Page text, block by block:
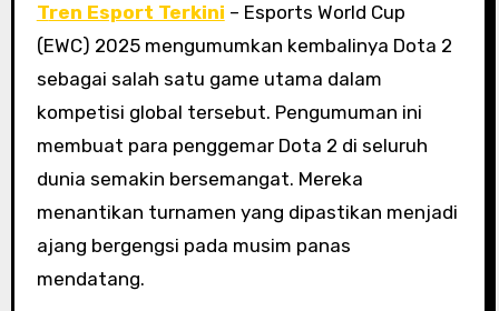
Tren Esport Terkini – Esports World Cup
(EWC) 2025 mengumumkan kembalinya Dota 2
sebagai salah satu game utama dalam
kompetisi global tersebut. Pengumuman ini
membuat para penggemar Dota 2 di seluruh
dunia semakin bersemangat. Mereka
menantikan turnamen yang dipastikan menjadi
ajang bergengsi pada musim panas
mendatang.